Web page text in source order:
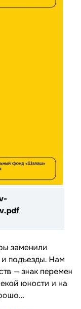
заменили
подъезды. Нам
— знак перемен
юности и на